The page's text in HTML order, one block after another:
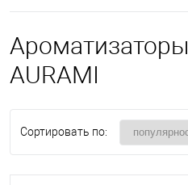
Ароматизаторы
AURAMI
Сортировать по: